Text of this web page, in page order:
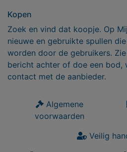
Kopen
Zoek en vind dat koopje. Op
nieuwe en gebruikte spullen
worden door de gebruikers.
bericht achter of doe een bod,
contact met de aanbieder.
Algemene
voorwaarden
Veilig